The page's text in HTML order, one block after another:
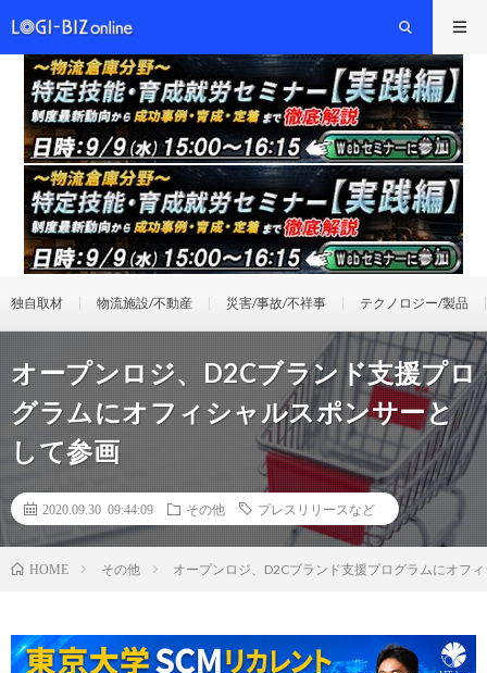
独自取材 物流施設/不動産 災害/事故/不祥事 テクノロジー/製品
オープンロジ、D2Cブランド支援プロ
グラムにオフィシャルスポンサーと
して参画
2020.09.30 09:44:09 その他 プレスリリースなど
HOME その他 オープンロジ、D2Cブランド支援プログラムにオフ